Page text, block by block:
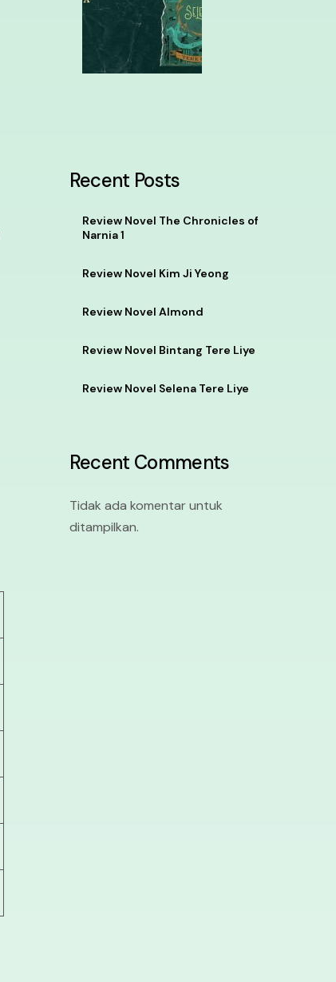
Recent Posts
Review Novel The Chronicles of
Narnia 1
Review Novel Kim Ji Yeong
Review Novel Almond
Review Novel Bintang Tere Liye
Review Novel Selena Tere Liye
Recent Comments
Tidak ada komentar untuk
ditampilkan.